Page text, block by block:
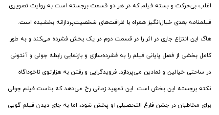
اغلب بی‌حرکت و بسته فیلم که در هر دو قسمت برجسته است به روایت تصویری
فیلمنامه بعدی خیال‌انگیز همراه با ظرافت‌های شخصیت‌پردازانه بخشیده است.
هاگ این انتزاع جاری در اثر را در قسمت دوم در یک بخش فشرده می‌کند و به طور
کامل بخشی از فصل پایانی فیلم را به فشرده‌سازی و بازنمایی رابطه جولی و آنتونی
در ساحتی خیالین و نمادین می‌پردازد. فرویدگرایی و رفتن به هزارتوی ناخوداگاه
نکته برجسته این بخش است. این تمهید زمانی رخ می‌دهد که بناست فیلم جولی
برای مخاطبان در جشن فارغ التحصیلی او پخش شود، اما به جای دیدن فیلم گویی